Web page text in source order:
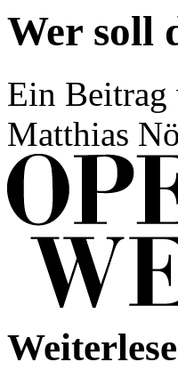
Wer soll
Ein Beitrag
Matthias